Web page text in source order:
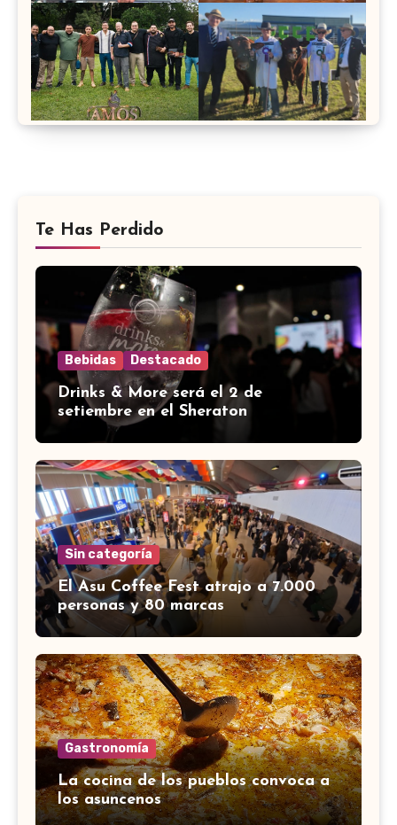
Te Has Perdido
Bebidas Destacado
Drinks & More será el 2 de
setiembre en el Sheraton
Sin categoría
El Asu Coffee Fest atrajo a 7.000
personas y 80 marcas
Gastronomía
La cocina de los pueblos convoca a
los asuncenos